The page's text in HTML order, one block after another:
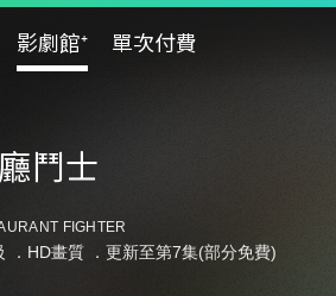
影劇館⁺ 單次付費
鬥士
FIGHTER
．HD畫質 ．更新至第7集(部分免費)